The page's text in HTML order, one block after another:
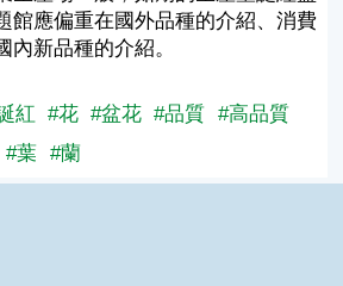
館應偏重在國外品種的介紹、消費
新品種的介紹。
紅 #花 #盆花 #品質 #高品質
#葉 #蘭